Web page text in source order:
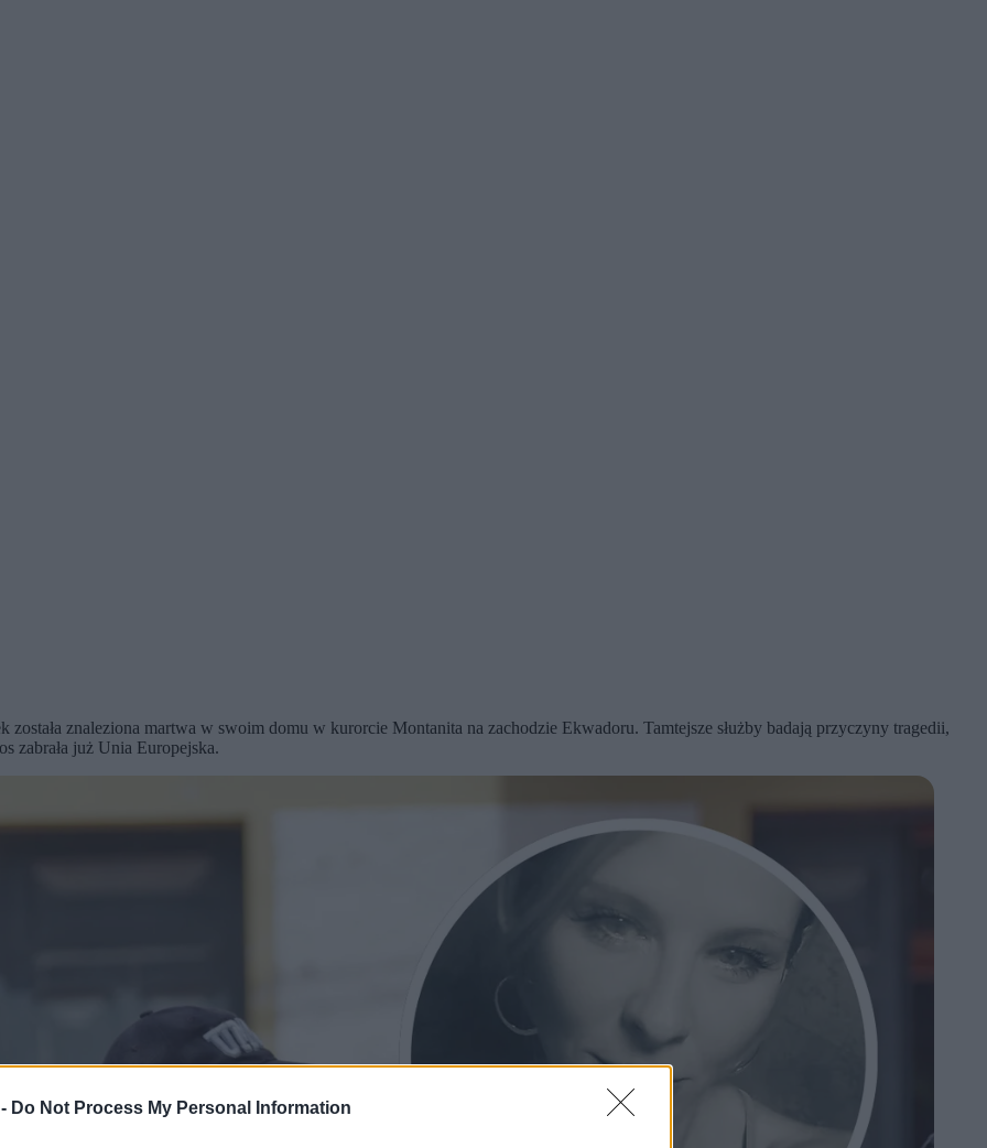
Do Not Process My Personal Information
została znaleziona martwa w swoim domu w kurorcie Montanita na zachodzie Ekwadoru. Tamtejsze służby badają przyczyny tragedii,
zabrała już Unia Europejska.